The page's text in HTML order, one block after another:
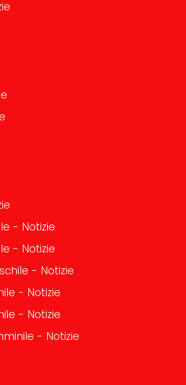
- Notizie
- Notizie
- Notizie
- Notizie
- Notizie
- Notizie